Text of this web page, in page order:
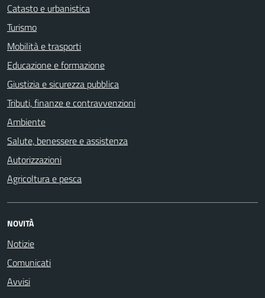
Catasto e urbanistica
Turismo
Mobilità e trasporti
Educazione e formazione
Giustizia e sicurezza pubblica
Tributi, finanze e contravvenzioni
Ambiente
Salute, benessere e assistenza
Autorizzazioni
Agricoltura e pesca
NOVITÀ
Notizie
Comunicati
Avvisi